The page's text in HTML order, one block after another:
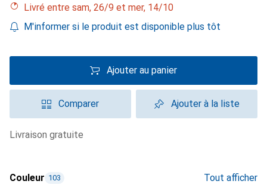
Livré entre sam, 26/9 et mer, 14/10
M'informer si le produit est disponible plus tôt
Ajouter au panier
Comparer Ajouter à la liste
livraison gratuite
Couleur 103 Tout afficher